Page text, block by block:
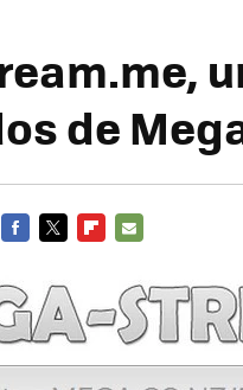
de
MAIL